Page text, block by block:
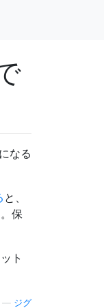
なる
と、
保
ト
ジグ